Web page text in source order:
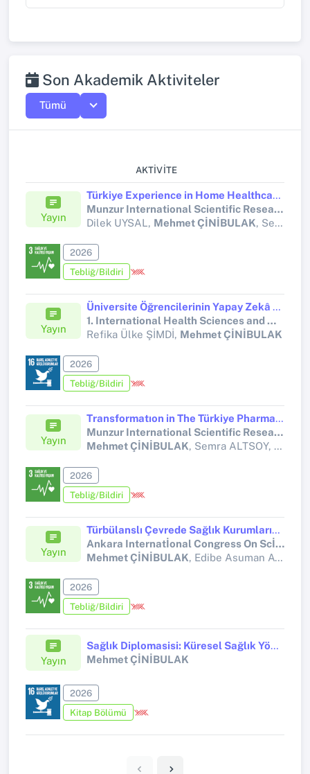
Son Akademik Aktiviteler
Tümü
AKTIVITE
Yayın
Türkiye Experience in Home Healthcare Servıces: A Patient-Centered Perspective
Munzur International Scientific Research and Innovation Congress-III
Dilek UYSAL, Mehmet ÇİNİBULAK, Semra ALTSOY
2026
Tebliğ/Bildiri
Yayın
Üniversite Öğrencilerinin Yapay Zekâ Tabanlı Sağlık Uygulamalarına Yönelik Algı ve Kabul Düzeylerinin İncelenmesi
1. International Health Sciences and Management Conference
Refika Ülke ŞİMDİ, Mehmet ÇİNİBULAK
2026
Tebliğ/Bildiri
Yayın
Transformatıon in The Türkiye Pharmaceutıcal Industry: An Assessment Based on Market Data
Munzur International Scientific Research and Innovation Congress-III
Mehmet ÇİNİBULAK, Semra ALTSOY, Dilek UYSAL
2026
Tebliğ/Bildiri
Yayın
Türbülanslı Çevrede Sağlık Kurumlarının Satın Alma Sürecinin İncelenmesi: Kurumsal Hafıza Temelli Bir Literarür Değerlendirmesi
Ankara Internatİonal Congress On Scİentİfİc Research-XIII
Mehmet ÇİNİBULAK, Edibe Asuman ATİLLA
2026
Tebliğ/Bildiri
Yayın
Sağlık Diplomasisi: Küresel Sağlık Yönetişiminde Yeni Bir Güç Alanı
Mehmet ÇİNİBULAK
2026
Kitap Bölümü